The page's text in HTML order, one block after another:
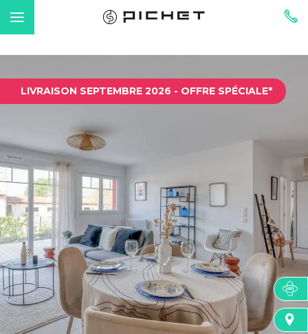
LIVRAISON SEPTEMBRE 2026 - OFFRE SPÉCIALE*